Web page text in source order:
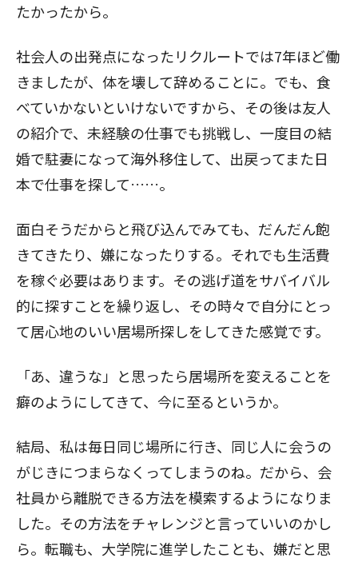
たかったから。
社会人の出発点になったリクルートでは7年ほど働
きましたが、体を壊して辞めることに。でも、食
べていかないといけないですから、その後は友人
の紹介で、未経験の仕事でも挑戦し、一度目の結
婚で駐妻になって海外移住して、出戻ってまた日
本で仕事を探して……。
面白そうだからと飛び込んでみても、だんだん飽
きてきたり、嫌になったりする。それでも生活費
を稼ぐ必要はあります。その逃げ道をサバイバル
的に探すことを繰り返し、その時々で自分にとっ
て居心地のいい居場所探しをしてきた感覚です。
「あ、違うな」と思ったら居場所を変えることを
癖のようにしてきて、今に至るというか。
結局、私は毎日同じ場所に行き、同じ人に会うの
がじきにつまらなくってしまうのね。だから、会
社員から離脱できる方法を模索するようになりま
した。その方法をチャレンジと言っていいのかし
ら。転職も、大学院に進学したことも、嫌だと思